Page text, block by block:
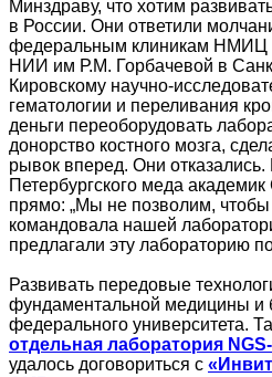
Минздраву, что хотим
в России. Они ответили
федеральным клиникам НМИЦ
НИИ им Р.М. Горбачевой в
Кировскому
гематологии и переливания
деньги переоборудовать
донорство костного мозга,
рывок вперед. Они отказались.
Петербургского меда
прямо: „Мы не позволим,
командовала нашей
предлагали эту лабораторию
Развивать передовые
фундаментальной медицины и
федерального университета.
отдельная лаборатория
удалось договориться с